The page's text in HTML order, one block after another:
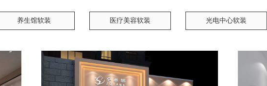
养生馆软装 医疗美容软装 光电中心软装